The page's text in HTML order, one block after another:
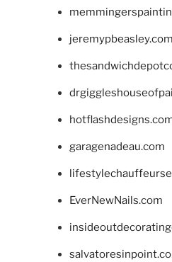
jeremypbeasley.com
garagenadeau.com
EverNewNails.com